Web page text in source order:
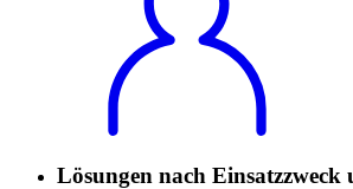
Lösungen nach Einsatzzweck